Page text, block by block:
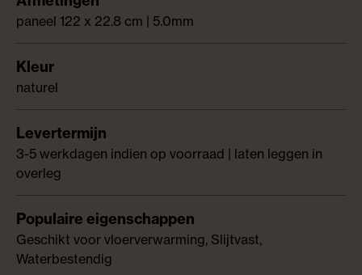
paneel 122 x 22.8 cm | 5.0mm
naturel
3-5 werkdagen indien op voorraad | laten leggen in
overleg
Geschikt voor vloerverwarming, Slijtvast,
Waterbestendig